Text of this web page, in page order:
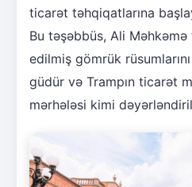
ticarət təhqiqatlarına
Bu təşəbbüs, Ali
edilmiş gömrük
güdür və Trampın ticarət
mərhələsi kimi